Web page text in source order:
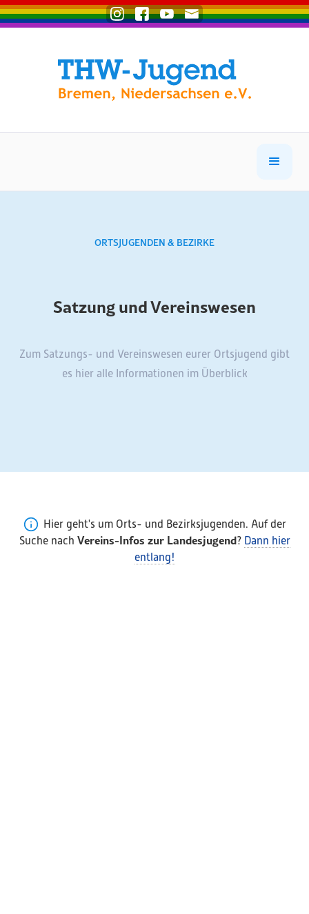
ORTSJUGENDEN & BEZIRKE
Satzung und Vereinswesen
Zum Satzungs- und Vereinswesen eurer Ortsjugend gibt
es hier alle Informationen im Überblick
Hier geht's um Orts- und Bezirksjugenden. Auf der
Suche nach Vereins-Infos zur Landesjugend? Dann hier
entlang!